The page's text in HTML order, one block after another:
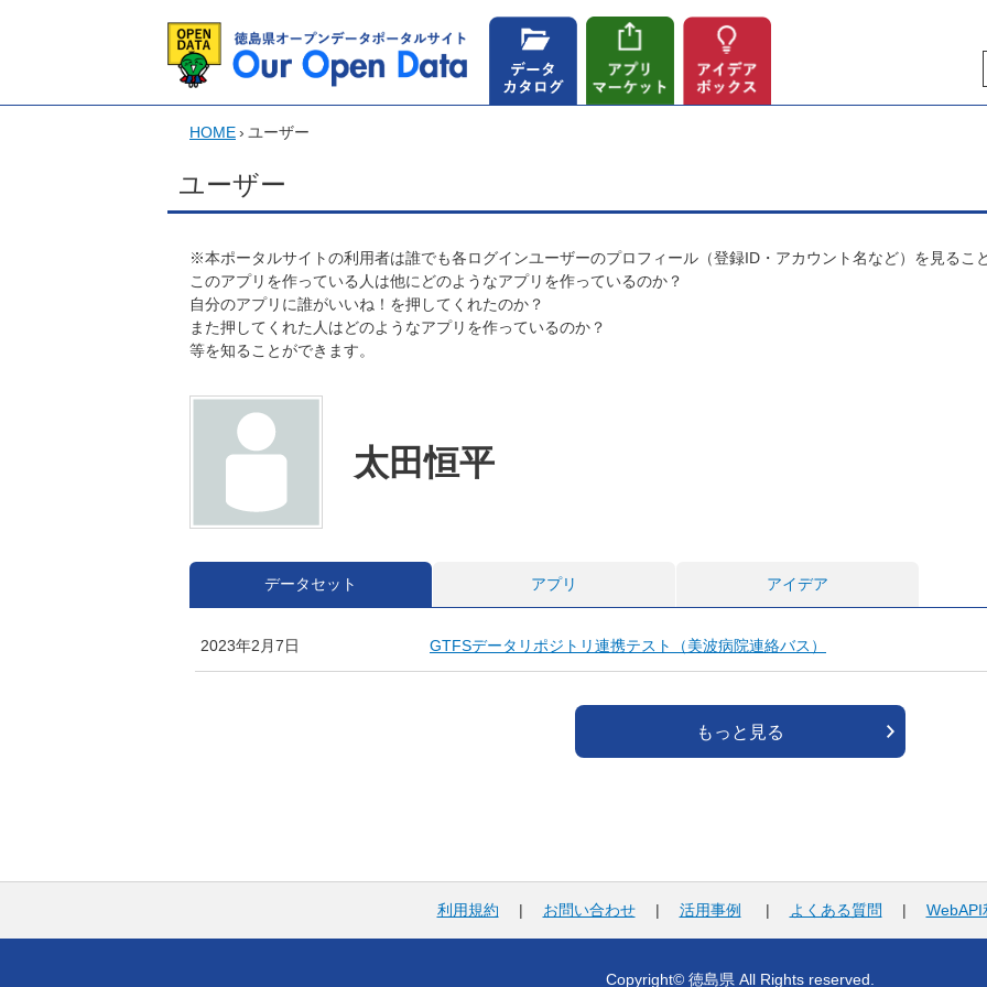
HOME› ユーザー
ユーザー
※本ポータルサイトの利用者は誰でも各ログインユーザーのプロフィール（登録ID・アカウント名など）を見るこ
このアプリを作っている人は他にどのようなアプリを作っているのか？
自分のアプリに誰がいいね！を押してくれたのか？
また押してくれた人はどのようなアプリを作っているのか？
等を知ることができます。
太田恒平
データセット アプリ アイデア
2023年2月7日 GTFSデータリポジトリ連携テスト（美波病院連絡バス）
もっと見る
利用規約 | お問い合わせ| 活用事例 | よくある質問 | WebAPI
Copyright© 徳島県 All Rights reserved.